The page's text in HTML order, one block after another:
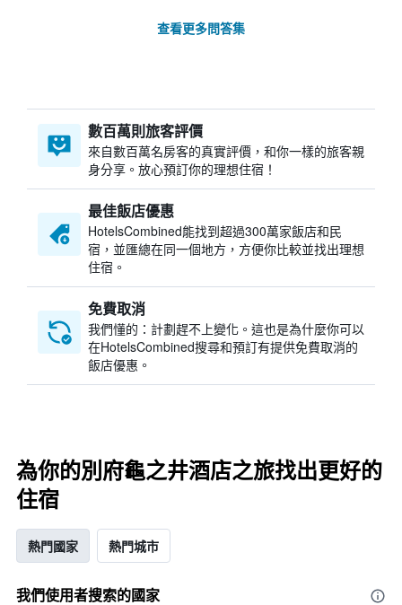
查看更多問答集
數百萬則旅客評價
來自數百萬名房客的真實評價，和你一樣的旅客親
身分享。放心預訂你的理想住宿！
最佳飯店優惠
HotelsCombined​能找到超過300萬家飯店和民
宿，並匯總在同一個地方，方便你比較並找出理想
住宿。
免費取消
我們懂的：計劃趕不上變化。這也是為什麼你可以
在HotelsCombined搜尋和預訂有提供免費取消的
飯店優惠。
為你的別府龜之井酒店之旅找出更好的
住宿
熱門國家 熱門城市
我們使用者搜索的國家